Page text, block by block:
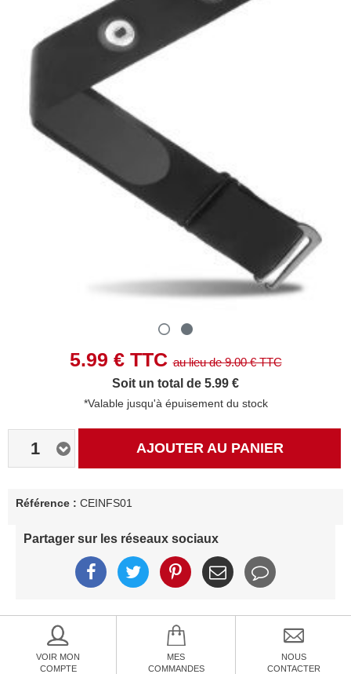
5.99 € TTCau lieu de9.00€ TTC
Soit un total de 5.99 €
*Valable jusqu'à épuisement du stock
1 AJOUTER AU PANIER
Référence : CEINFS01
Partager sur les réseaux sociaux
VOIR MON
COMPTE
MES
COMMANDES
NOUS
CONTACTER